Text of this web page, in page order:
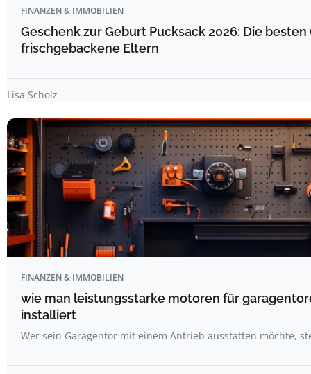
FINANZEN & IMMOBILIEN
Geschenk zur Geburt Pucksack 2026: Die
frischgebackene Eltern
Lisa Scholz
FINANZEN & IMMOBILIEN
wie man leistungsstarke motoren für
installiert
Wer sein Garagentor mit einem Antrieb ausstatten möchte,